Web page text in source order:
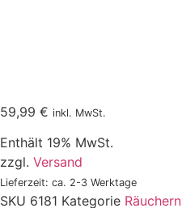
59,99 € inkl. MwSt.
Enthält 19% MwSt.
zzgl. Versand
Lieferzeit: ca. 2-3 Werktage
SKU 6181 Kategorie Räuchern